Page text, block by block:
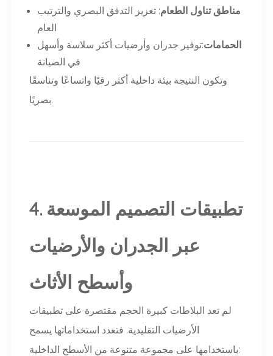
مناطق تناول الطعام: تعزيز التدفق البصري والترتيب
العام
الحمامات:توفير جدران وأرضيات أكثر سلاسة وأسهل
في الصيانة
وتكون النتيجة بيئة داخلية أكثر رقيًا واتساعًا وتناسقًا
بصريًا.
4. تطبيقات التصميم الموسعة
عبر الجدران والأرضيات
وأسطح الأثاث
لم تعد البلاطات كبيرة الحجم مقتصرة على تطبيقات
الأرضيات التقليدية. فتعدد استخداماتها يسمح
باستخدامها على مجموعة متنوعة من الأسطح الداخلية: